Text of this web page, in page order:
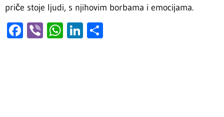
priče stoje ljudi, s njihovim borbama i emocijama.
Facebook
ViberWhatsApp
LinkedIn